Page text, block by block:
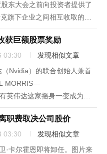
东大会之前向投资者提供了
旗下企业之间相互收取的各
任高管、董事或大股东的公司
获巨额股票奖励
03:30
发现相似文章
Nvidia）的联合创始人兼首
MORRIS—
英伟达这家摇身一变成为不
头，才能完美化解高管们奖
芯片制造...
职费取决公司股价
03:30
发现相似文章
·卡尔霍恩即将卸任。图片来